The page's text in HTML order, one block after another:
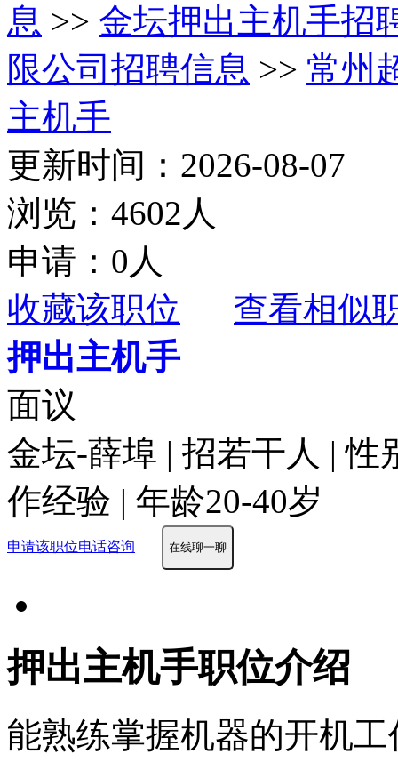
息 >> 金坛押出主机手招
限公司招聘信息 >> 常州
主机手
更新时间：2026-08-07
浏览：4602人
申请：0人
收藏该职位
查看相似
押出主机手
面议
金坛-薛埠 | 招若干人 | 性
作经验 | 年龄20-40岁
申请该职位电话咨询 在线聊一聊
押出主机手职位介绍
能熟练掌握机器的开机